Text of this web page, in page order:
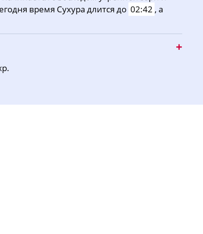
16:31 19:50 21:58
время Сухура длится до 02:42 , а